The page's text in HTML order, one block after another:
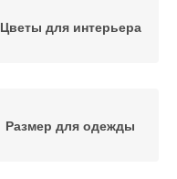
Цветы для интерьера
Размер для одежды